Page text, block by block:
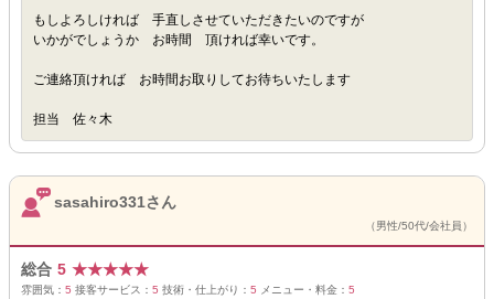
もしよろしければ 手直しさせていただきたいのですが
いかがでしょうか お時間 頂ければ幸いです。
ご連絡頂ければ お時間お取りしてお待ちいたします
担当 佐々木
sasahiro331さん
（男性/50代/会社員）
総合 5 ★★★★★
雰囲気： 5 接客サービス： 5 技術・仕上がり： 5 メニュー・料金： 5